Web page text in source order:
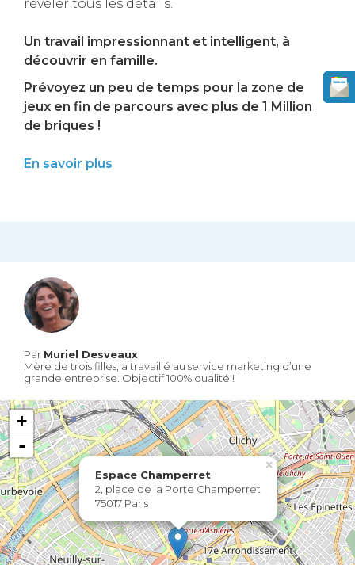
révéler tous les détails.
Un travail impressionnant et intelligent, à
découvrir en famille.
Prévoyez un peu de temps pour la zone de
jeux en fin de parcours avec plus de 1 Million
de briques !
En savoir plus
Par Muriel Desveaux
Mère de trois filles, a travaillé au service marketing d’une
grande entreprise. Objectif 100% qualité !
×
Espace Champerret
2, place de la Porte Champerret
75017 Paris
+
-